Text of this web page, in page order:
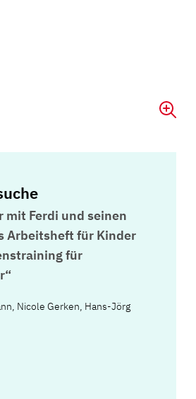
mit Ferdi und seinen
Arbeitsheft für Kinder
für
, Nicole Gerken, Hans-Jörg